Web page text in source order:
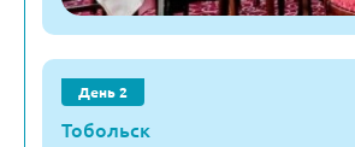
День 2
Тобольск